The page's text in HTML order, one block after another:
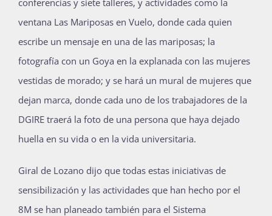
ventana Las Mariposas en Vuelo, donde cada quien
escribe un mensaje en una de las mariposas; la
fotografía con un Goya en la explanada con las mujeres
vestidas de morado; y se hará un mural de mujeres que
dejan marca, donde cada uno de los trabajadores de la
DGIRE traerá la foto de una persona que haya dejado
huella en su vida o en la vida universitaria.
Giral de Lozano dijo que todas estas iniciativas de
sensibilización y las actividades que han hecho por el
8M se han planeado también para el Sistema